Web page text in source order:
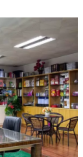
della parola